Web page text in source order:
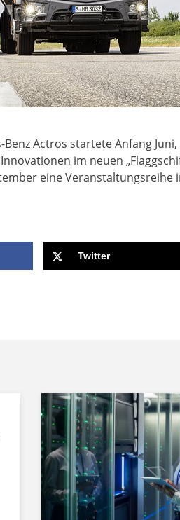
Actros startete Anfang
im neuen
eine Veranstaltungsreihe
Twitter